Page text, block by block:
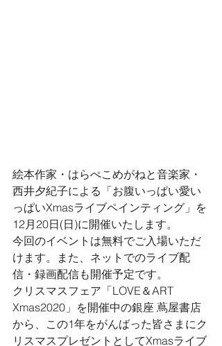
絵本作家・はらぺこめがねと音楽家・
西井夕紀子による「お腹いっぱい愛い
っぱいXmasライブペインティング」を
12月20日(日)に開催いたします。
今回のイベントは無料でご入場いただ
けます。また、ネットでのライブ配
信・録画配信も開催予定です。
クリスマスフェア「LOVE＆ART
Xmas2020」を開催中の銀座 蔦屋書店
から、この1年をがんばった皆さまにク
リスマスプレゼントとしてXmasライブ